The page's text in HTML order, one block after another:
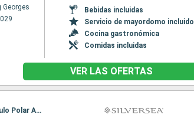
Georges
Bebidas incluidas
Servicio de mayordomo incluido
Cocina gastronómica
Comidas incluidas
VER LAS OFERTAS
Itinerario : Puerto Williams, Paso de Drake, Antarctic Sound, Peninsula Antártida, Circulo Polar Artico, Islas Shetland del Sur, Puerto Williams, Paso de Drake, Antarctic Sound, Peninsula Antártida, Circulo Polar Artico, Peninsula Antártida, Islas Shetland del Sur, Paso de Drake, Puerto Williams